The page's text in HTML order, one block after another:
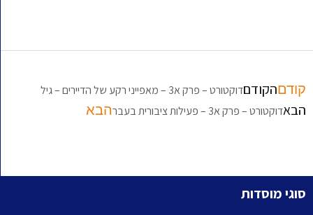
קודםהקודםדוקטורט – פרק א3 – מאפייני רקע של הדיירים – גיל
הבאדוקטורט – פרק א3 – פעילות ציבורית בעבר הבא
סוגי מוסדות